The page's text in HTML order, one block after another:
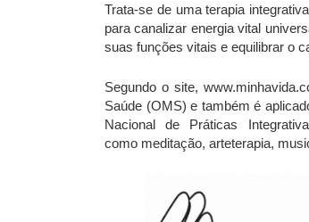
Trata-se de uma terapia
para canalizar energia vital
suas funções vitais e equilibrar o
Segundo o site,
Saúde (OMS) e também é
Nacional de Práticas
como meditação, arteterapia,